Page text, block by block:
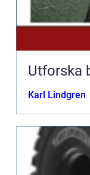
Utforska
Karl Lindgren